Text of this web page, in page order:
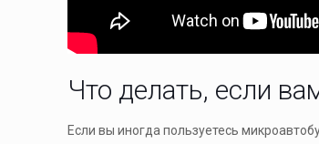
Что делать, если
Если вы иногда пользуетесь